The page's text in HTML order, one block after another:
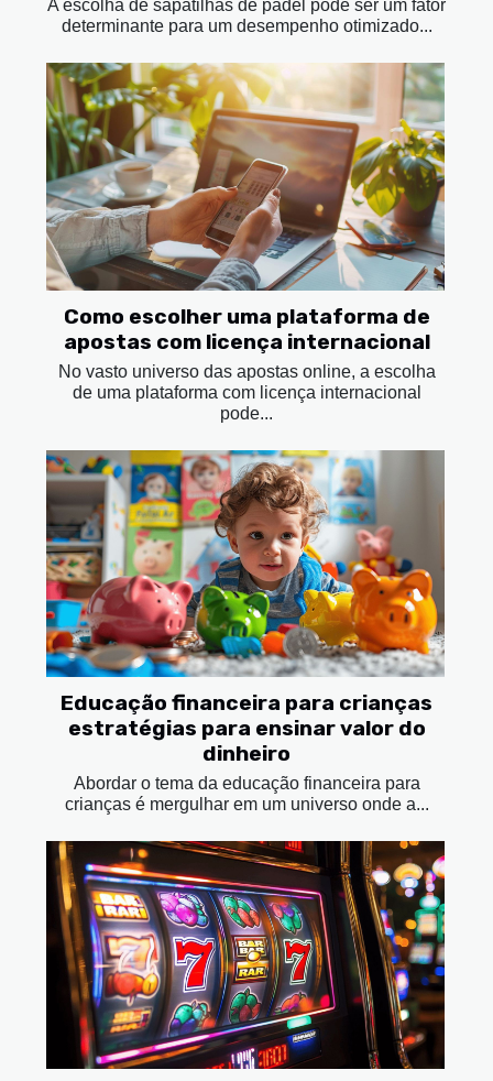
A escolha de sapatilhas de padel pode ser um fator
determinante para um desempenho otimizado...
Como escolher uma plataforma de
apostas com licença internacional
No vasto universo das apostas online, a escolha
de uma plataforma com licença internacional
pode...
Educação financeira para crianças
estratégias para ensinar valor do
dinheiro
Abordar o tema da educação financeira para
crianças é mergulhar em um universo onde a...